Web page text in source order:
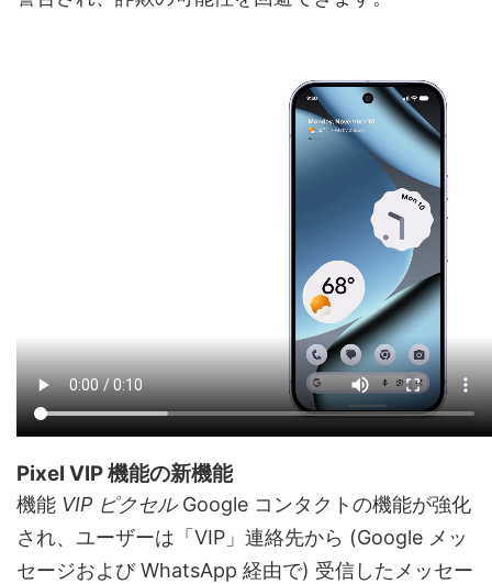
Pixel VIP 機能の新機能
機能 VIP ピクセルGoogle コンタクトの機能が強化
され、ユーザーは「VIP」連絡先から (Google メッ
セージおよび WhatsApp 経由で) 受信したメッセー